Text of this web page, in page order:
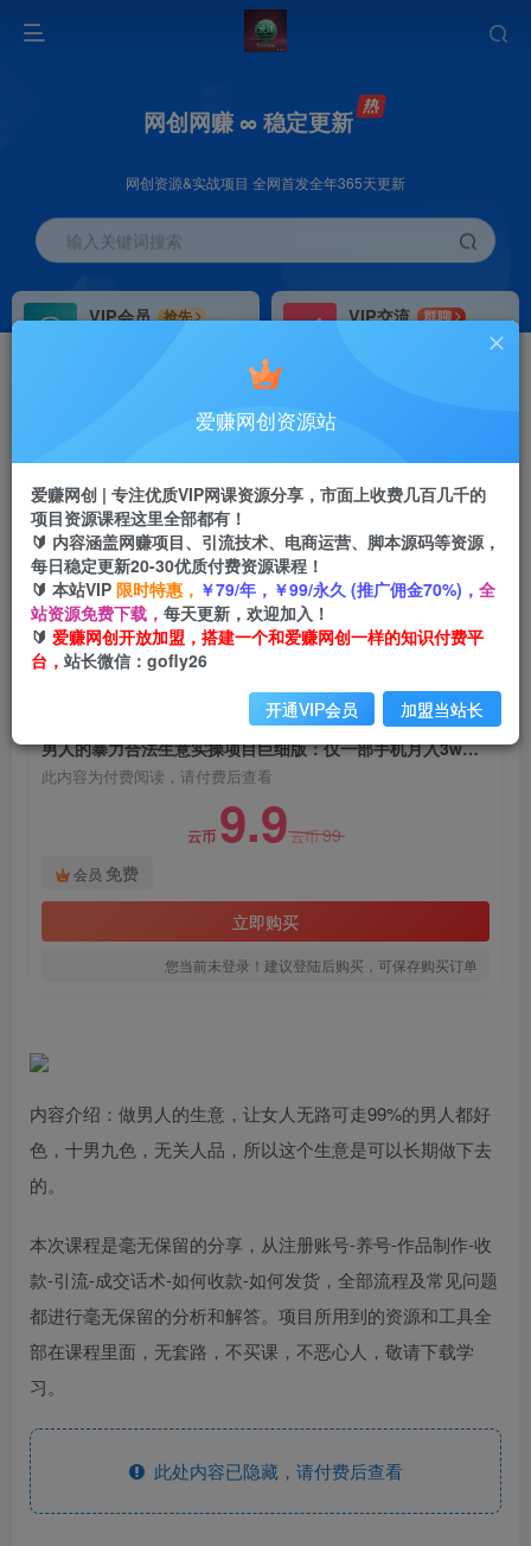
网创网赚 ∞ 稳定更新
网创资源&实战项目 全网首发全年365天更新
输入关键词搜索
VIP会员
抢先
VIP交流
群聊
研究探讨更多创业项目路子。
会员专属推广链接
首页 创业课程 VIP免费 正文
男人的暴力合法生意实操项目巨细版：仅一部手机
月入3w（附赠学员工具箱）
爱赚网创
2年前发布
关注 私信
男人的暴力合法生意实操项目巨细版：仅一部手机月入3w（附赠学员工具箱）
此内容为付费阅读，请付费后查看
云币 9.9云币99
会员 免费
立即购买
您当前未登录！建议登陆后购买，可保存购买订单
内容介绍：做男人的生意，让女人无路可走99%的男人都好
色，十男九色，无关人品，所以这个生意是可以长期做下去
的。
本次课程是毫无保留的分享，从注册账号-养号-作品制作-收
款-引流-成交话术-如何收款-如何发货，全部流程及常见问题
都进行毫无保留的分析和解答。项目所用到的资源和工具全
部在课程里面，无套路，不买课，不恶心人，敬请下载学
习。
此处内容已隐藏，请付费后查看
爱赚网创资源站
爱赚网创 | 专注优质VIP网课资源分享，市面上收费几百几千的
项目资源课程这里全部都有！
🔰 内容涵盖网赚项目、引流技术、电商运营、脚本源码等资源，
每日稳定更新20-30优质付费资源课程！
🔰 本站VIP 限时特惠， ￥79/年，￥99/永久 (推广佣金70%)， 全
站资源免费下载， 每天更新，欢迎加入！
🔰 爱赚网创开放加盟，搭建一个和爱赚网创一样的知识付费平
台， 站长微信：gofly26
开通VIP会员 加盟当站长